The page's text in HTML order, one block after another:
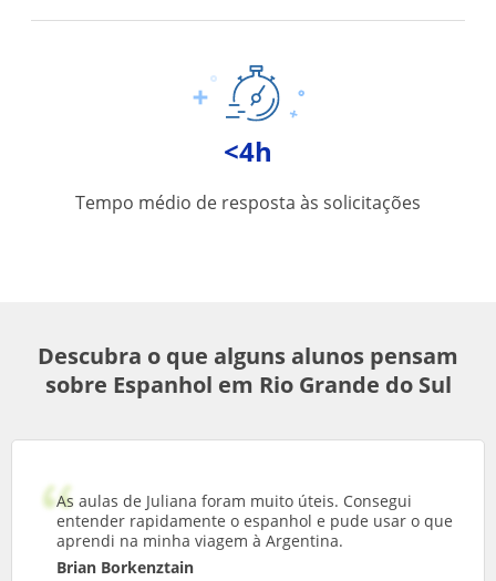
<4h
Tempo médio de resposta às solicitações
Descubra o que alguns alunos pensam
sobre Espanhol em Rio Grande do Sul
As aulas de Juliana foram muito úteis. Consegui
entender rapidamente o espanhol e pude usar o que
aprendi na minha viagem à Argentina.
Brian Borkenztain